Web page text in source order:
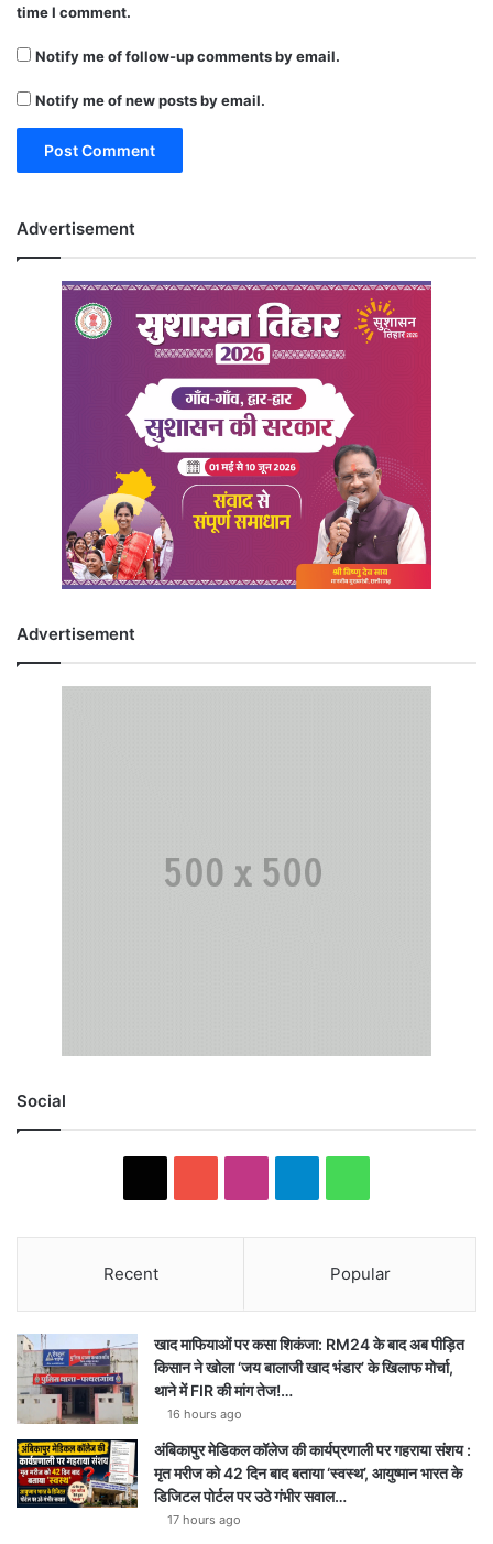
time I comment.
Notify me of follow-up comments by email.
Notify me of new posts by email.
Advertisement
Advertisement
Social
Recent Popular
खाद माफियाओं पर कसा शिकंजा: RM24 के बाद अब पीड़ित
किसान ने खोला ‘जय बालाजी खाद भंडार’ के खिलाफ मोर्चा,
थाने में FIR की मांग तेज!…
16 hours ago
अंबिकापुर मेडिकल कॉलेज की कार्यप्रणाली पर गहराया संशय :
मृत मरीज को 42 दिन बाद बताया ‘स्वस्थ’, आयुष्मान भारत के
डिजिटल पोर्टल पर उठे गंभीर सवाल…
17 hours ago